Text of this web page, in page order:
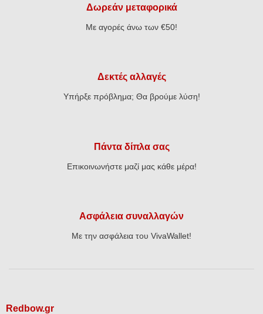
Δωρεάν μεταφορικά
Με αγορές άνω των €50!
Δεκτές αλλαγές
Υπήρξε πρόβλημα; Θα βρούμε λύση!
Πάντα δίπλα σας
Επικοινωνήστε μαζί μας κάθε μέρα!
Ασφάλεια συναλλαγών
Με την ασφάλεια του VivaWallet!
Redbow.gr